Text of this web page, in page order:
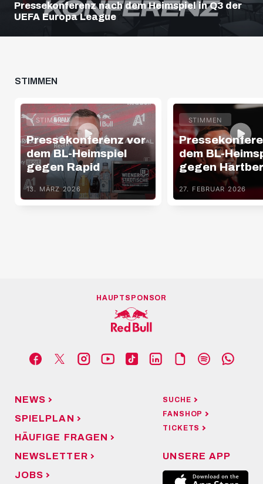
Pressekonferenz nach dem Heimspiel in Q3 der
UEFA Europa League
STIMMEN
STIMMEN
Pressekonferenz vor
dem BL-Heimspiel
gegen Rapid
13. MÄRZ 2026
STIMMEN
dem BL-
gegen
27. FEBRUAR 2026
HAUPTSPONSOR
NEWS
SPIELPLAN
HÄUFIGE FRAGEN
NEWSLETTER
JOBS
SUCHE
FANSHOP
TICKETS
UNSERE APP